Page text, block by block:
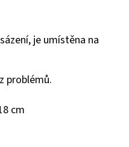
je umístěna na
problémů.
cm